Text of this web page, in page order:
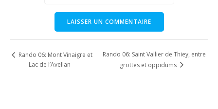
Rando 06: Mont Vinaigre et
Lac de l’Avellan
Rando 06: Saint Vallier de Thiey, entre
grottes et oppidums